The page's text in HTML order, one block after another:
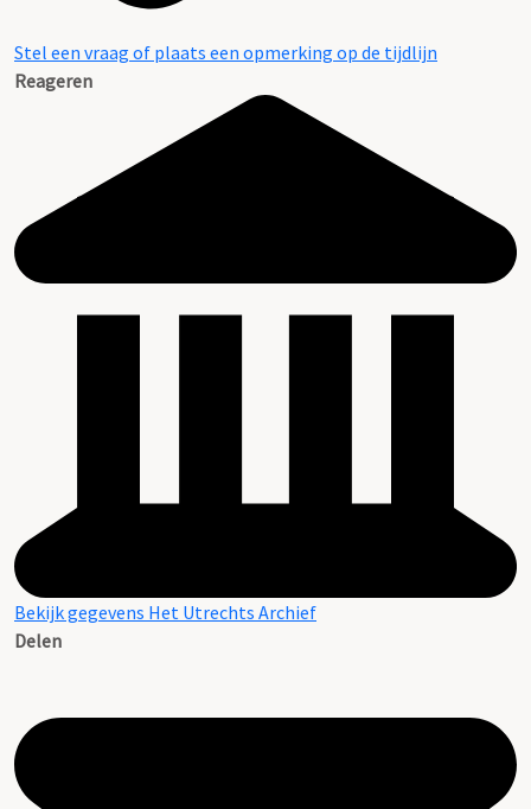
Stel een vraag of plaats een opmerking op de tijdlijn
Reageren
Bekijk gegevens Het Utrechts Archief
Delen